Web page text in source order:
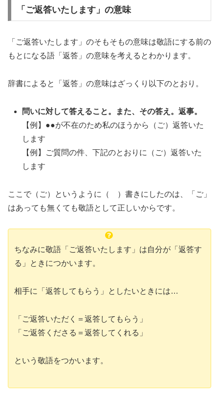
「ご返答いたします」の意味
「ご返答いたします」のそもそもの意味は敬語にする前の
もとになる語「返答」の意味を考えるとわかります。
辞書によると「返答」の意味はざっくり以下のとおり。
問いに対して答えること。また、その答え。返事。
【例】●●が不在のため私のほうから（ご）返答いた
します
【例】ご質問の件、下記のとおりに（ご）返答いた
します
ここで（ご）というように（ ）書きにしたのは、「ご」
はあっても無くても敬語として正しいからです。
ちなみに敬語「ご返答いたします」は自分が「返答す
る」ときにつかいます。
相手に「返答してもらう」としたいときには…
「ご返答いただく＝返答してもらう」
「ご返答くださる＝返答してくれる」
という敬語をつかいます。